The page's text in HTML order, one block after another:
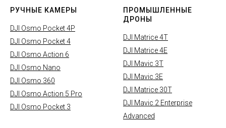
РУЧНЫЕ КАМЕРЫ
DJI Osmo Pocket 4P
DJI Osmo Pocket 4
DJI Osmo Action 6
DJI Osmo Nano
DJI Osmo 360
DJI Osmo Action 5 Pro
DJI Osmo Pocket 3
ПРОМЫШЛЕННЫЕ
ДРОНЫ
DJI Matrice 4T
DJI Matrice 4E
DJI Mavic 3T
DJI Mavic 3E
DJI Matrice 30T
DJI Mavic 2 Enterprise
Advanced